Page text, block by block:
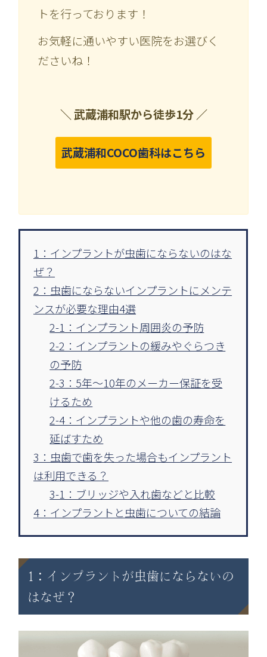
トを行っております！
お気軽に通いやすい医院をお選びく
ださいね！
＼ 武蔵浦和駅から徒歩1分 ／
武蔵浦和COCO歯科はこちら
1：インプラントが虫歯にならないのはな
ぜ？
2：虫歯にならないインプラントにメンテ
ンスが必要な理由4選
2-1：インプラント周囲炎の予防
2-2：インプラントの緩みやぐらつき
の予防
2-3：5年～10年のメーカー保証を受
けるため
2-4：インプラントや他の歯の寿命を
延ばすため
3：虫歯で歯を失った場合もインプラント
は利用できる？
3-1：ブリッジや入れ歯などと比較
4：インプラントと虫歯についての結論
1：インプラントが虫歯にならないの
はなぜ？